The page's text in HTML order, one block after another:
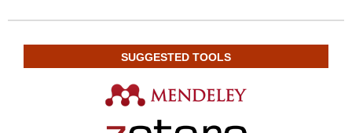
SUGGESTED TOOLS